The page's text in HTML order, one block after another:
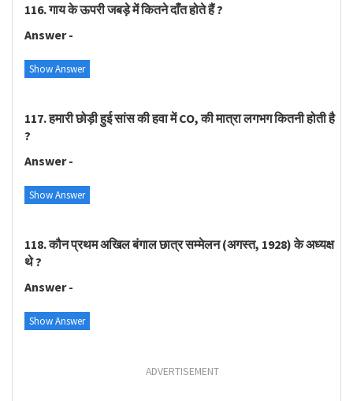
116. गाय के ऊपरी जबड़े में कितने दाँत होते हैं ?
Answer -
Show Answer
117. हमारी छोड़ी हुई सांस की हवा में CO, की मात्रा लगभग कितनी होती है
?
Answer -
Show Answer
118. कौन प्रथम अखिल बंगाल छात्र सम्मेलन (अगस्त, 1928) के अध्यक्ष
थे ?
Answer -
Show Answer
ADVERTISEMENT